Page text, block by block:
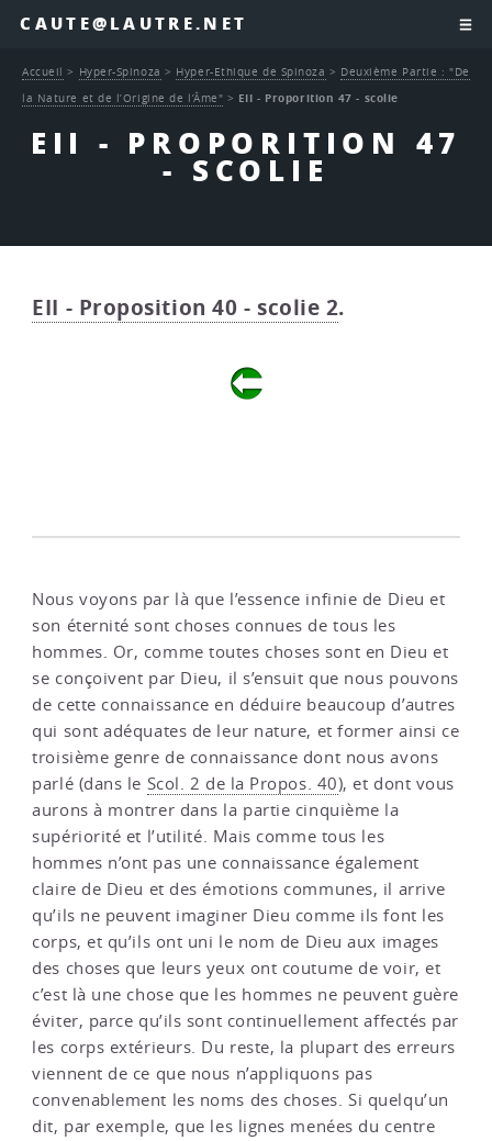
CAUTE@LAUTRE.NET
EII - PROPORITION 47
- SCOLIE
Accueil > Hyper-Spinoza > Hyper-Ethique de Spinoza > Deuxième Partie : "De
la Nature et de l’Origine de l’Âme" > EII - Proporition 47 - scolie
EII - Proposition 40 - scolie 2.
Nous voyons par là que l’essence infinie de Dieu et
son éternité sont choses connues de tous les
hommes. Or, comme toutes choses sont en Dieu et
se conçoivent par Dieu, il s’ensuit que nous pouvons
de cette connaissance en déduire beaucoup d’autres
qui sont adéquates de leur nature, et former ainsi ce
troisième genre de connaissance dont nous avons
parlé (dans le Scol. 2 de la Propos. 40), et dont vous
aurons à montrer dans la partie cinquième la
supériorité et l’utilité. Mais comme tous les
hommes n’ont pas une connaissance également
claire de Dieu et des émotions communes, il arrive
qu’ils ne peuvent imaginer Dieu comme ils font les
corps, et qu’ils ont uni le nom de Dieu aux images
des choses que leurs yeux ont coutume de voir, et
c’est là une chose que les hommes ne peuvent guère
éviter, parce qu’ils sont continuellement affectés par
les corps extérieurs. Du reste, la plupart des erreurs
viennent de ce que nous n’appliquons pas
convenablement les noms des choses. Si quelqu’un
dit, par exemple, que les lignes menées du centre